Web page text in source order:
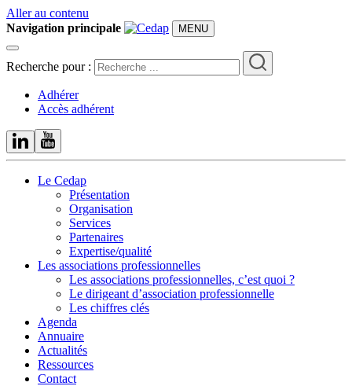
Aller au contenu
Navigation principale
MENU
Recherche pour :
Adhérer
Accès adhérent
Le Cedap
Présentation
Organisation
Services
Partenaires
Expertise/qualité
Les associations professionnelles
Les associations professionnelles, c’est quoi ?
Le dirigeant d’association professionnelle
Les chiffres clés
Agenda
Annuaire
Actualités
Ressources
Contact